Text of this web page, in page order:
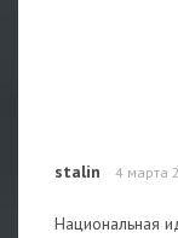
stalin 4 марта
Национальная